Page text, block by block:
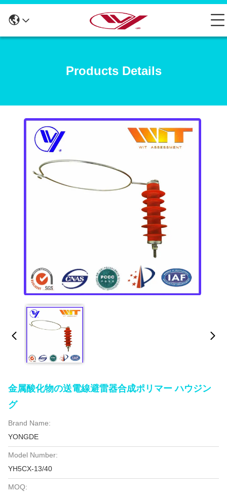
Products Details
金属酸化物の送電線避雷器合成ポリマー ハウジン
グ
Brand Name:
YONGDE
Model Number:
YH5CX-13/40
MOQ: